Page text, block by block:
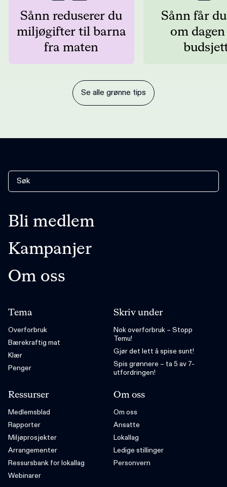
Sånn reduserer du
miljøgifter til barna
fra maten
Sånn får
om
Se alle grønne tips
Bli medlem
Kampanjer
Om oss
Tema
Overforbruk
Bærekraftig mat
Klær
Penger
Skriv under
Nok overforbruk – Stopp
Temu!
Gjør det lett å spise sunt!
Spis grønnere – ta 5 av 7-
utfordringen!
Ressurser
Medlemsblad
Rapporter
Miljøprosjekter
Arrangementer
Ressursbank for lokallag
Webinarer
Om oss
Om oss
Ansatte
Lokallag
Ledige stillinger
Personvern